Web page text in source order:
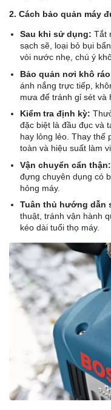
2. Cách bảo quản máy
Sau khi sử dụng: Tắt
sạch sẽ, loại bỏ bụi
vòi nước nhẹ, chú ý
Bảo quản nơi khô
ánh nắng trực tiếp,
mưa để tránh gỉ sét và
Kiểm tra định kỳ:
đặc biệt là đầu đục và
hay lỏng lẻo. Thay thế
toàn và hiệu suất làm
Vận chuyển cẩn thận:
đựng chuyên dụng có
hỏng máy.
Tuân thủ hướng dẫn
thuật, tránh vận hành
kéo dài tuổi thọ máy.